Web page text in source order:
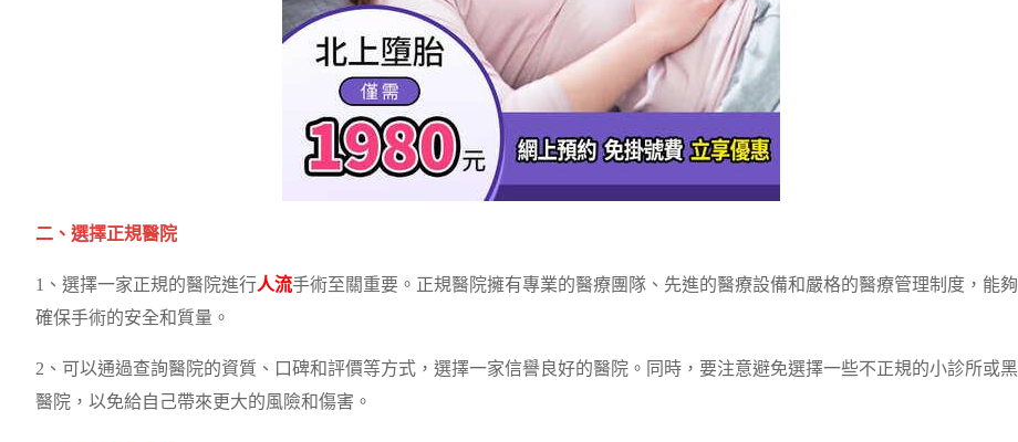
二、選擇正規醫院
1、選擇一家正規的醫院進行人流手術至關重要。正規醫院擁有專業的醫療團隊、先進的醫療設備和嚴格的醫療管理制度，能夠
確保手術的安全和質量。
2、可以通過查詢醫院的資質、口碑和評價等方式，選擇一家信譽良好的醫院。同時，要注意避免選擇一些不正規的小診所或黑
醫院，以免給自己帶來更大的風險和傷害。